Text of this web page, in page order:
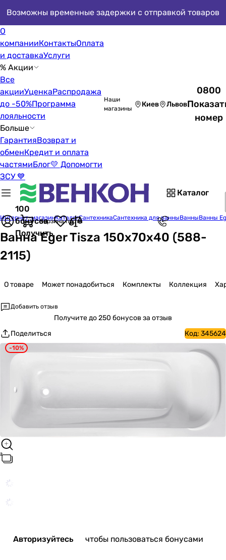
Возможны временные задержки с отправкой товаров
О
компанииКонтактыОплата
и доставкаУслуги
% Акции
Все
акцииУценкаРаспродажа
до -50%Программа
лояльности
Больше
ГарантияВозврат и
обменКредит и оплата
частямиБлог💛 Допомогти
ЗСУ 💙
Наши
магазины
Киев Львов
0800
номер
Каталог
100
бонусов
Получить
Корзина пуста
Интернет-магазинКаталогСантехникаСантехника для ванныВанныВанны
Ванна Eger Tisza 150x70x40 (588-
2115)
О товаре Может понадобиться Комплекты Коллекция
Добавить отзыв
Получитедо 250 бонусов за отзыв
Поделиться
Код: 345624
-10%
Авторизуйтесь чтобы пользоваться бонусами